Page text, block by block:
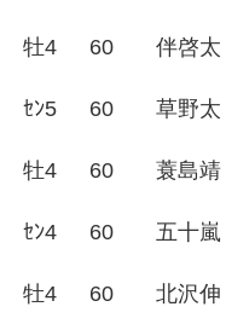
牡4 60 伴啓太
ｾﾝ5 60 草野太
牡4 60 蓑島靖
ｾﾝ4 60 五十嵐
牡4 60 北沢伸